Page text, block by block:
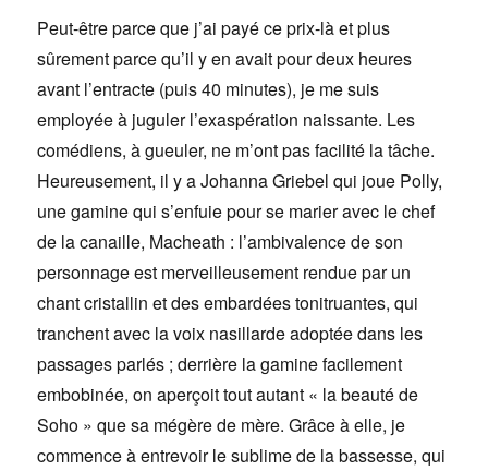
Peut-être parce que j’ai payé ce prix-là et plus
sûrement parce qu’il y en avait pour deux heures
avant l’entracte (puis 40 minutes), je me suis
employée à juguler l’exaspération naissante. Les
comédiens, à gueuler, ne m’ont pas facilité la tâche.
Heureusement, il y a Johanna Griebel qui joue Polly,
une gamine qui s’enfuie pour se marier avec le chef
de la canaille, Macheath : l’ambivalence de son
personnage est merveilleusement rendue par un
chant cristallin et des embardées tonitruantes, qui
tranchent avec la voix nasillarde adoptée dans les
passages parlés ; derrière la gamine facilement
embobinée, on aperçoit tout autant « la beauté de
Soho » que sa mégère de mère. Grâce à elle, je
commence à entrevoir le sublime de la bassesse, qui